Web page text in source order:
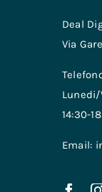
Deal
Via
Lunedi/
14:30-
Email: